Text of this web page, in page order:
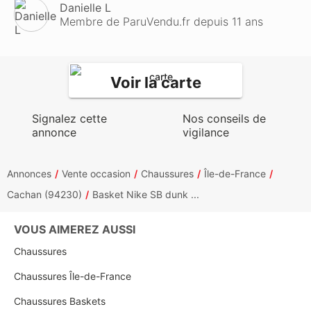
Danielle L
Membre de ParuVendu.fr depuis 11 ans
Voir la carte
Signalez cette
annonce
Nos conseils de
vigilance
Annonces Vente occasion Chaussures
Île-de-France
Cachan (94230)
Basket Nike SB dunk ...
VOUS AIMEREZ AUSSI
Chaussures
Chaussures Île-de-France
Chaussures Baskets